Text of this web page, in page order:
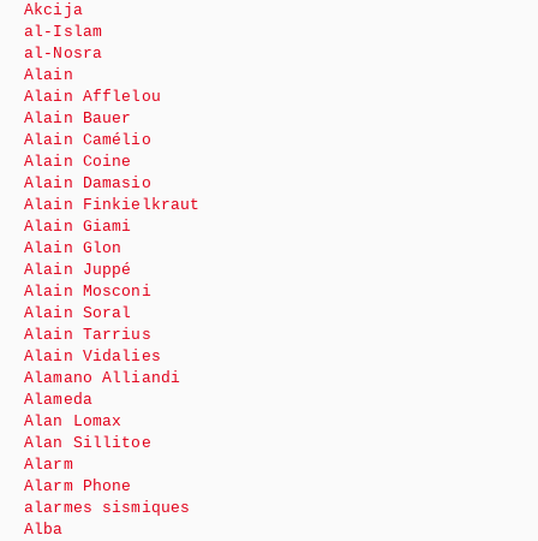
Akcija
al-Islam
al-Nosra
Alain
Alain Afflelou
Alain Bauer
Alain Camélio
Alain Coine
Alain Damasio
Alain Finkielkraut
Alain Giami
Alain Glon
Alain Juppé
Alain Mosconi
Alain Soral
Alain Tarrius
Alain Vidalies
Alamano Alliandi
Alameda
Alan Lomax
Alan Sillitoe
Alarm
Alarm Phone
alarmes sismiques
Alba